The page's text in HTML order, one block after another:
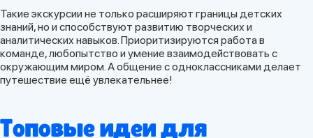
Такие экскурсии не только расширяют границы детских
знаний, но и способствуют развитию творческих и
аналитических навыков. Приоритизируются работа в
команде, любопытство и умение взаимодействовать с
окружающим миром. А общение с одноклассниками делает
путешествие ещё увлекательнее!
Топовые идеи для